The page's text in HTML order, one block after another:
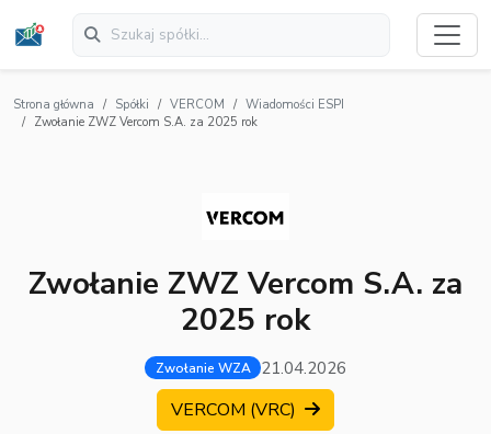
Strona główna Spółki VERCOM
Wiadomości ESPI
Zwołanie ZWZ Vercom S.A. za 2025 rok
Zwołanie ZWZ Vercom S.A. za
2025 rok
Zwołanie WZA 21.04.2026
VERCOM (VRC)